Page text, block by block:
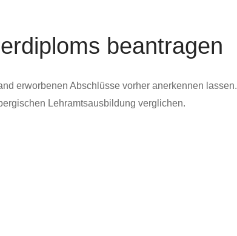
beantragen
erworbenen Abschlüsse vorher anerkennen lassen.
Lehramtsausbildung verglichen.